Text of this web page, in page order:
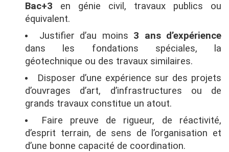
Bac+3 en génie civil, travaux publics ou
équivalent.
Justifier d’au moins 3 ans d’expérience
dans les fondations spéciales, la
géotechnique ou des travaux similaires.
Disposer d’une expérience sur des projets
d’ouvrages d’art, d’infrastructures ou de
grands travaux constitue un atout.
Faire preuve de rigueur, de réactivité,
d’esprit terrain, de sens de l’organisation et
d’une bonne capacité de coordination.